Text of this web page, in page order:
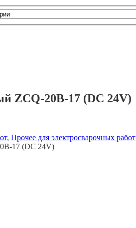
ZCQ-20B-17 (DC 24V)
, Прочее для электросварочных работ
17 (DC 24V)